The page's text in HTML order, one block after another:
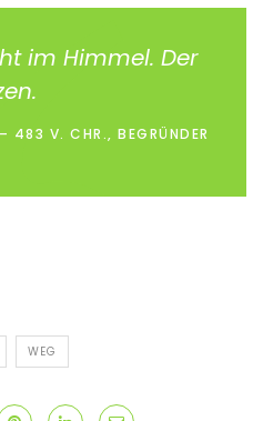
im Himmel. Der
V. CHR., BEGRÜNDER
WEG